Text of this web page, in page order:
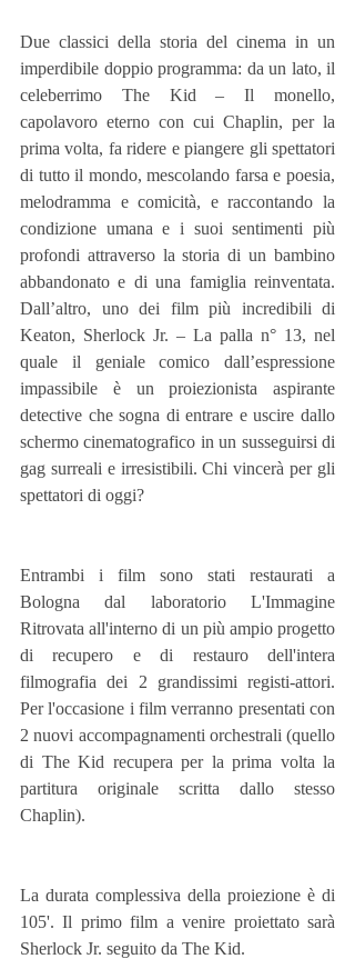
Due classici della storia del cinema in un
imperdibile doppio programma: da un lato, il
celeberrimo The Kid – Il monello,
capolavoro eterno con cui Chaplin, per la
prima volta, fa ridere e piangere gli spettatori
di tutto il mondo, mescolando farsa e poesia,
melodramma e comicità, e raccontando la
condizione umana e i suoi sentimenti più
profondi attraverso la storia di un bambino
abbandonato e di una famiglia reinventata.
Dall’altro, uno dei film più incredibili di
Keaton, Sherlock Jr. – La palla n° 13, nel
quale il geniale comico dall’espressione
impassibile è un proiezionista aspirante
detective che sogna di entrare e uscire dallo
schermo cinematografico in un susseguirsi di
gag surreali e irresistibili. Chi vincerà per gli
spettatori di oggi?
Entrambi i film sono stati restaurati a
Bologna dal laboratorio L'Immagine
Ritrovata all'interno di un più ampio progetto
di recupero e di restauro dell'intera
filmografia dei 2 grandissimi registi-attori.
Per l'occasione i film verranno presentati con
2 nuovi accompagnamenti orchestrali (quello
di The Kid recupera per la prima volta la
partitura originale scritta dallo stesso
Chaplin).
La durata complessiva della proiezione è di
105'. Il primo film a venire proiettato sarà
Sherlock Jr. seguito da The Kid.